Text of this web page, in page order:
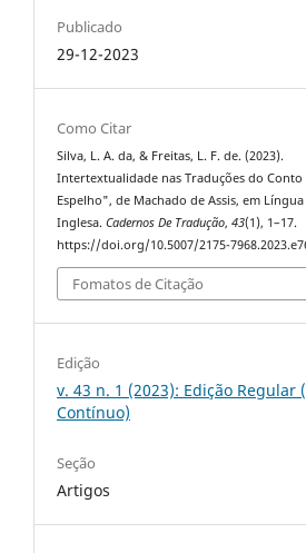
Publicado
29-12-2023
Como Citar
Silva, L. A. da, & Freitas, L. F. de. (2023).
Intertextualidade nas Traduções do
Espelho", de Machado de Assis, em Língua
Inglesa.Cadernos De Tradução,43(1), 1–17.
https://doi.org/10.5007/2175-
Fomatos de Citação
Edição
v. 43 n. 1 (2023): Edição Regular
Contínuo)
Seção
Artigos